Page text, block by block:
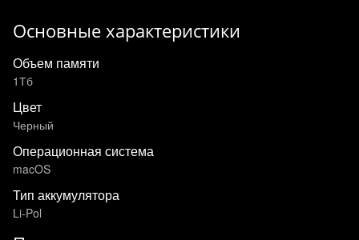
Основные характеристики
Объем памяти
1Тб
Цвет
Черный
Операционная система
macOS
Тип аккумулятора
Li-Pol